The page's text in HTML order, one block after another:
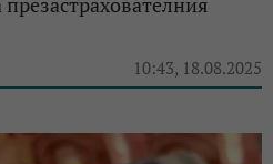
10:43, 18.08.2025